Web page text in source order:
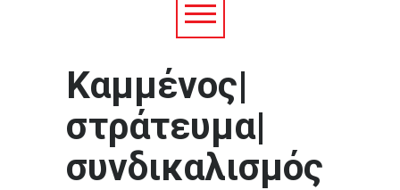
Καμμένος|
στράτευμα|
συνδικαλισμός